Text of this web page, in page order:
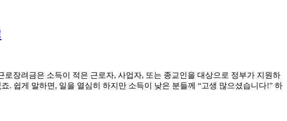
장려금은 소득이 적은 근로자, 사업자, 또는 종교인을 대상으로 정부가 지원하
. 쉽게 말하면, 일을 열심히 하지만 소득이 낮은 분들께 “고생 많으셨습니다!” 하